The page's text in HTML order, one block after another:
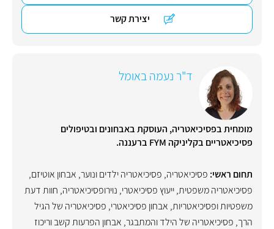
יצירת קשר
ד"ר נעמה באומל
מומחית בפסיכיאטריה, העוסקת באבחונים ובטיפולים
פסיכיאטריים בקליניקה FYM ברעננה.
תחום ראשי: פסיכיאטריה, פסיכיאטריה ילדים ונוער, אבחון אוטיזם,
פסיכיאטריה משפטית,ייעוץ פסיכיאטרי, נוירופסיכיאטריה, חוות דעת
משפטיות ופסיכיאטריות, אבחון פסיכיאטרי, פסיכיאטריה של הגיל
הרך, פסיכיאטריה של הילד והמתבגר, אבחון הפרעות קשב וריכוז